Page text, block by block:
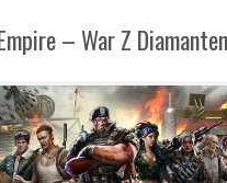
– War Z